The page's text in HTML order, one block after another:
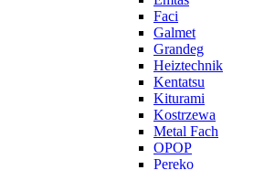
Faci
Galmet
Grandeg
Heiztechnik
Kentatsu
Kiturami
Kostrzewa
Metal Fach
OPOP
Pereko